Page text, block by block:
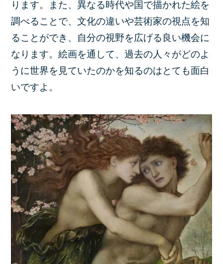
ります。また、異なる時代や国で描かれた絵を
調べることで、文化の違いや芸術家の視点を知
ることができ、自分の視野を広げる良い機会に
なります。絵画を通して、過去の人々がどのよ
うに世界を見ていたのかを知るのはとても面白
いですよ。